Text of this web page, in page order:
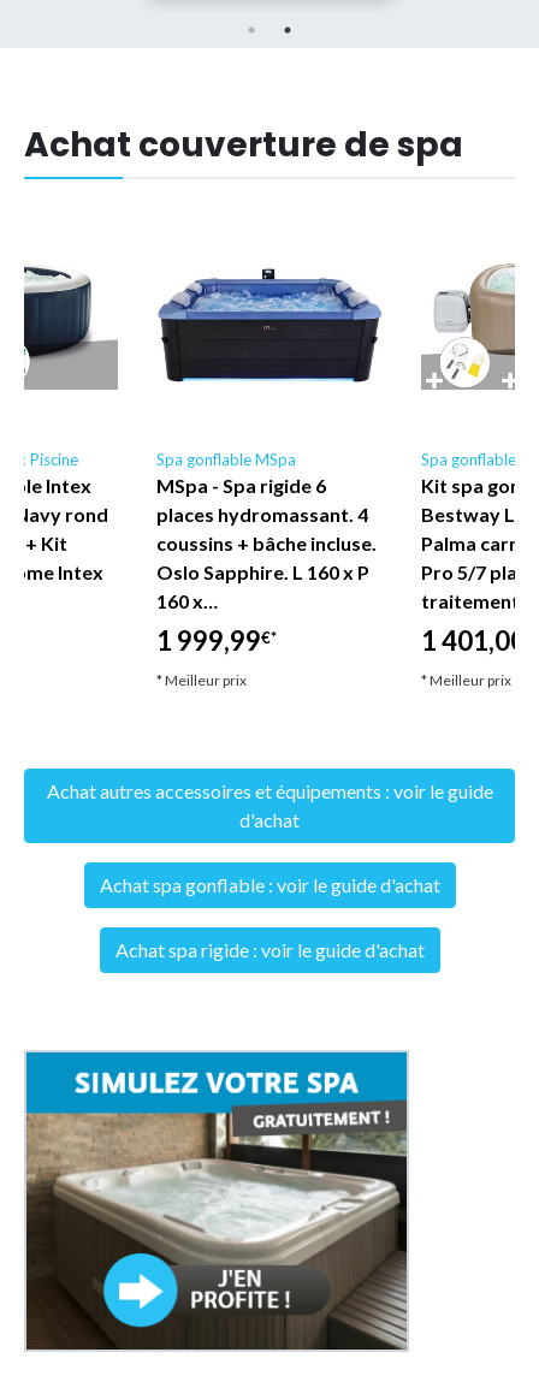
Achat couverture de spa
Piscine
Intex
Navy rond
+ Kit
Intex
Spa gonflable MSpa
MSpa - Spa rigide 6
places hydromassant. 4
coussins + bâche incluse.
Oslo Sapphire. L 160 x P
160 x…
1 999,99€*
* Meilleur prix
Spa gonflable
Kit spa
Bestway
Palma carré
Pro 5/7
traitement
1 401,00
* Meilleur prix
Achat autres accessoires et équipements : voir le guide
d'achat
Achat spa gonflable : voir le guide d'achat
Achat spa rigide : voir le guide d'achat